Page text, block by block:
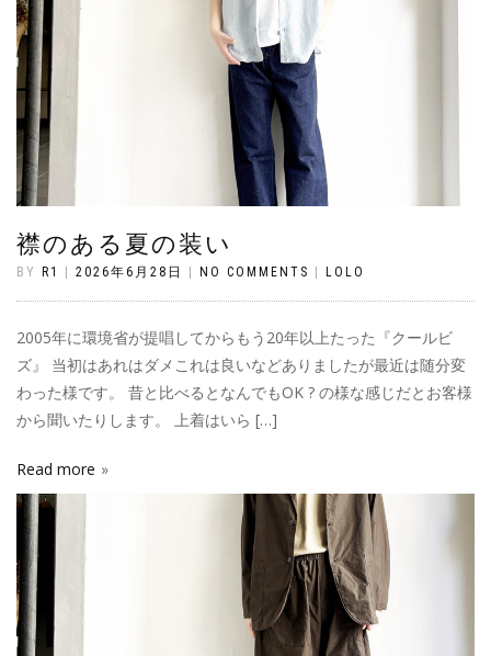
襟のある夏の装い
BY R1 | 2026年6月28日 | NO COMMENTS | LOLO
2005年に環境省が提唱してからもう20年以上たった『クールビ
ズ』 当初はあれはダメこれは良いなどありましたが最近は随分変
わった様です。 昔と比べるとなんでもOK ? の様な感じだとお客様
から聞いたりします。 上着はいら […]
Read more